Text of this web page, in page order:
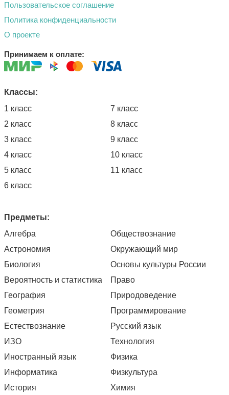
Пользовательское соглашение
Политика конфиденциальности
О проекте
Принимаем к оплате:
Классы:
1 класс
2 класс
3 класс
4 класс
5 класс
6 класс
7 класс
8 класс
9 класс
10 класс
11 класс
Предметы:
Алгебра
Астрономия
Биология
Вероятность и статистика
География
Геометрия
Естествознание
ИЗО
Иностранный язык
Информатика
История
Обществознание
Окружающий мир
Основы культуры России
Право
Природоведение
Программирование
Русский язык
Технология
Физика
Физкультура
Химия